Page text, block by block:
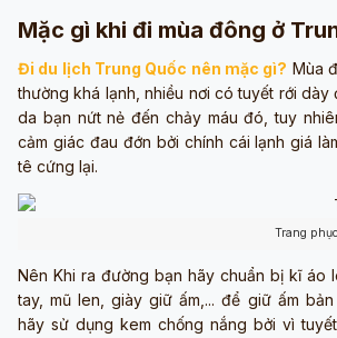
Mặc gì khi đi mùa đông ở
Đi du lịch Trung Quốc nên mặc gì? Mùa
thường khá lạnh, nhiều nơi có tuyết rới dày
da bạn nứt nẻ đến chảy máu đó, tuy
cảm giác đau đớn bởi chính cái lạnh giá
tê cứng lại.
Trang
Nên Khi ra đường bạn hãy chuẩn bị kĩ áo
tay, mũ len, giày giữ ấm,... để giữ ấm
hãy sử dụng kem chống nắng bởi vì